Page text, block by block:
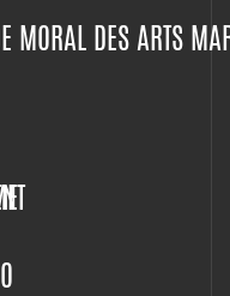
MORAL DES ARTS